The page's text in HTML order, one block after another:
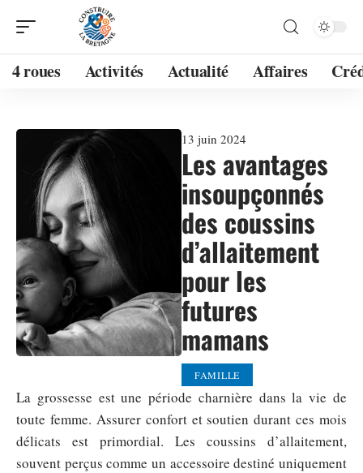
4 roues Activités Actualité Affaires
13 juin 2024
Les avantages
insoupçonnés
des coussins
d’allaitement
pour les
futures
mamans
FAMILLE
La grossesse est une période charnière dans la vie de
toute femme. Assurer confort et soutien durant ces mois
délicats est primordial. Les coussins d’allaitement,
souvent perçus comme un accessoire destiné uniquement